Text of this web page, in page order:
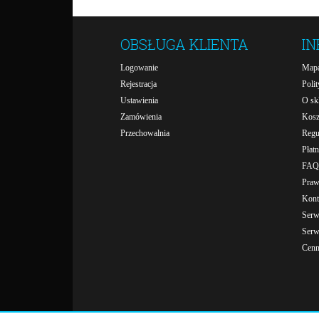
OBSŁUGA KLIENTA
Logowanie
Rejestracja
Ustawienia
Zamówienia
Przechowalnia
O
FAQ